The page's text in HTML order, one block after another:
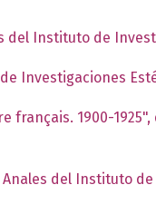
del Instituto de
Investigaciones
français. 1900-
Anales del Instituto de